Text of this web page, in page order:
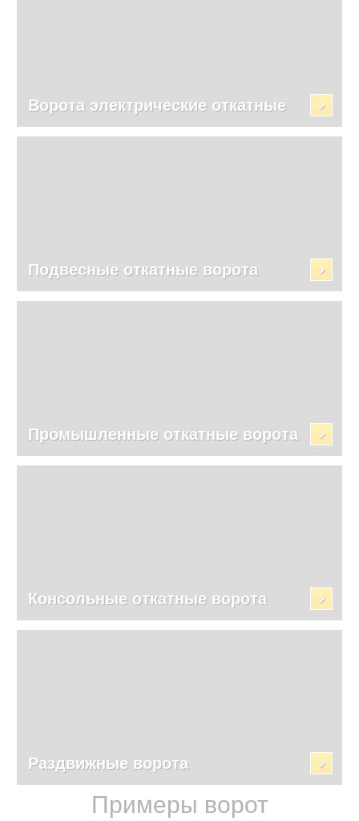
Ворота электрические откатные
Подвесные откатные ворота
Промышленные откатные ворота
Консольные откатные ворота
Раздвижные ворота
Примеры ворот